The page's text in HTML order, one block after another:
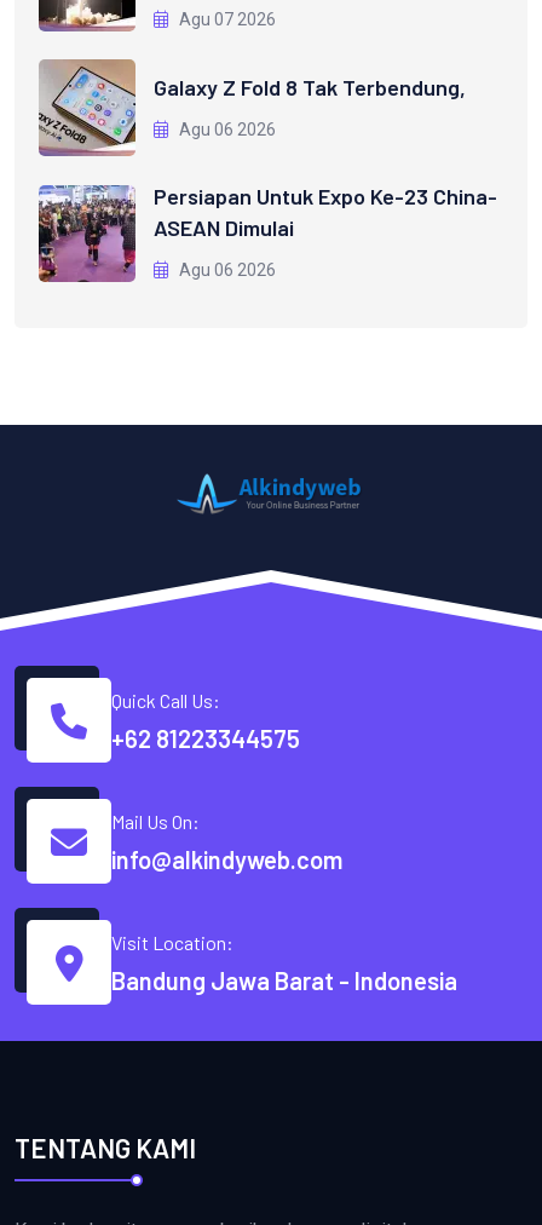
Agu 07 2026
Galaxy Z Fold 8 Tak Terbendung,
Agu 06 2026
Persiapan Untuk Expo Ke-23 China-
ASEAN Dimulai
Agu 06 2026
Quick Call Us:
+62 81223344575
Mail Us On:
info@alkindyweb.com
Visit Location:
Bandung Jawa Barat - Indonesia
TENTANG KAMI